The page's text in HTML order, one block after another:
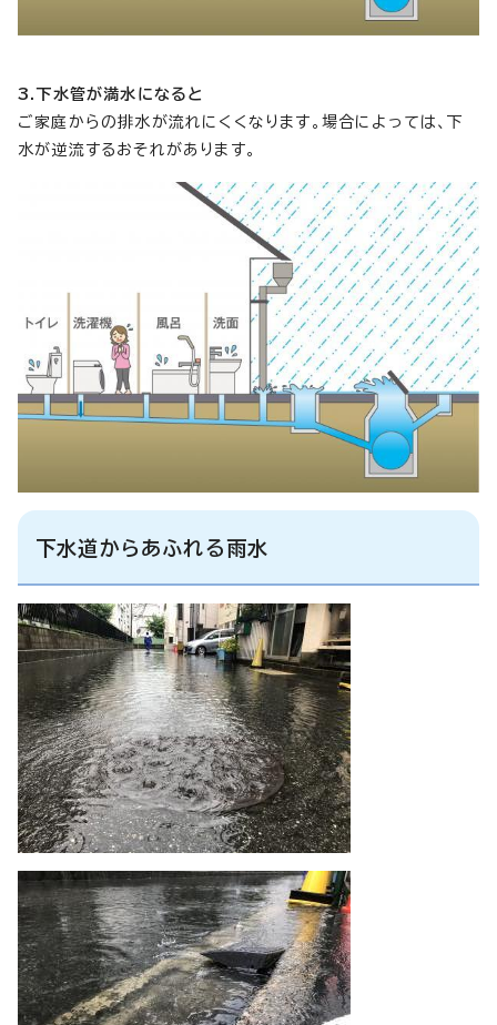
3.下水管が満水になると
ご家庭からの排水が流れにくくなります。場合によっては、下
水が逆流するおそれがあります。
下水道からあふれる雨水